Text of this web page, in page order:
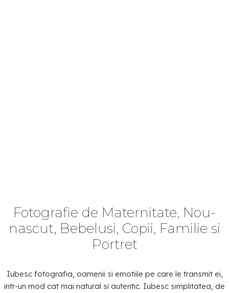
Fotografie de Maternitate, Nou-
nascut, Bebelusi, Copii, Familie si
Portret
Iubesc fotografia, oamenii si emotiile pe care le transmit ei,
intr-un mod cat mai natural si autentic. Iubesc simplitatea, de